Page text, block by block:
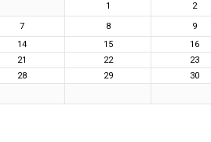
1
2
7 8
9
14 15
16
21 22
23
28 29
30